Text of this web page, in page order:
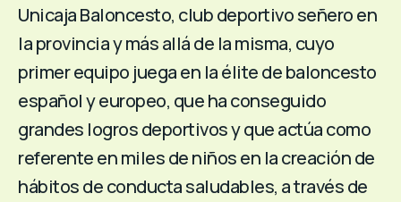
Unicaja Baloncesto, club deportivo señero en
la provincia y más allá de la misma, cuyo
primer equipo juega en la élite de baloncesto
español y europeo, que ha conseguido
grandes logros deportivos y que actúa como
referente en miles de niños en la creación de
hábitos de conducta saludables, a través de